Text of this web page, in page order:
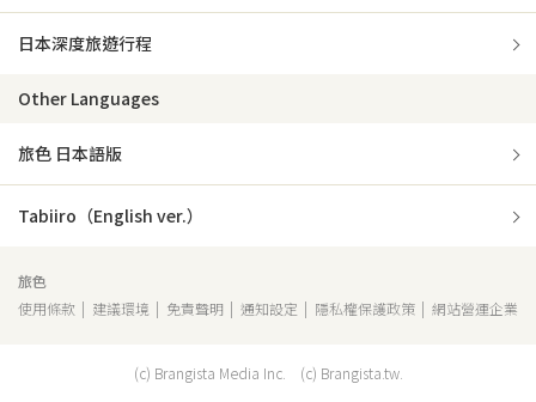
想找
觀光資訊
想找
住宿
想找
美食
想找
休閒玩樂
日本深度旅遊行程
Other Languages
旅色 日本語版
Tabiiro（English ver.）
旅色
使用條款
建議環境 免責聲明 通知設定 隱私權保護政策 網站營運企業
(c) Brangista Media Inc. (c) Brangista.tw.